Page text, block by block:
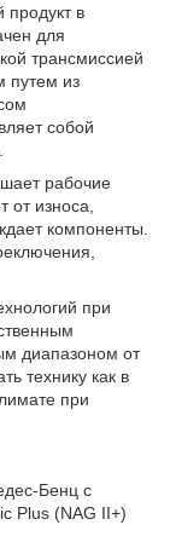
продукт в
для
трансмиссией
путем из
собой
рабочие
износа,
компоненты.
при
диапазоном от
технику как в
при
Бенц с
Plus (NAG II+)